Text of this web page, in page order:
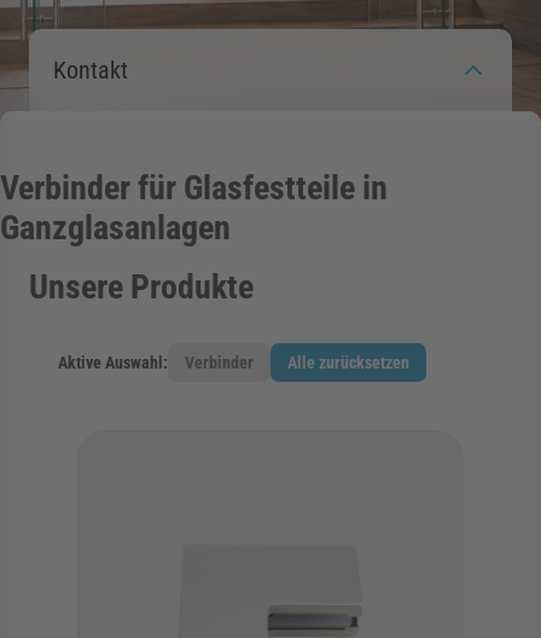
für Kategorie Zargen anzeigen
für Kategorie Aussenverglasung
für Kategorie Angebote anzeigen
Kontakt
Verbinder für Glasfestteile in
Ganzglasanlagen
Unsere Produkte
Aktive Auswahl: Verbinder Alle zurücksetzen